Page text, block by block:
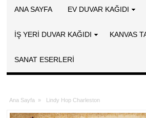
ANA SAYFA EV DUVAR KAĞIDI
İŞ YERİ DUVAR KAĞIDI KANVAS
SANAT ESERLERI
Ana Sayfa » Lindy Hop Charleston